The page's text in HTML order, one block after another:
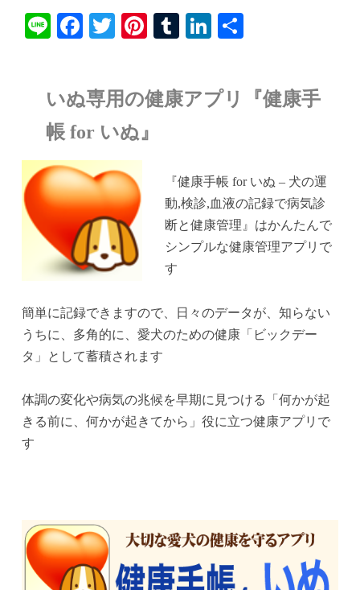
Li
Fa
ok
T
r
Pi
es
t
T
bl
Li
In
いぬ専用の健康アプリ『健康手
帳 for いぬ』
『健康手帳 for いぬ – 犬の運
動,検診,血液の記録で病気診
断と健康管理』はかんたんで
シンプルな健康管理アプリで
す
簡単に記録できますので、日々のデータが、知らない
うちに、多角的に、愛犬のための健康「ビックデー
タ」として蓄積されます
体調の変化や病気の兆候を早期に見つける「何かが起
きる前に、何かが起きてから」役に立つ健康アプリで
す